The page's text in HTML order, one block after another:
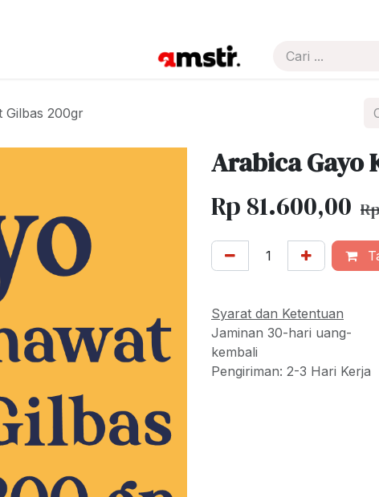
Pricelist
Gilbas 200gr
Arabica Gayo
Rp 81.600,00
Syarat dan Ketentuan
Jaminan 30-hari uang-
kembali
Pengiriman: 2-3 Hari Kerja